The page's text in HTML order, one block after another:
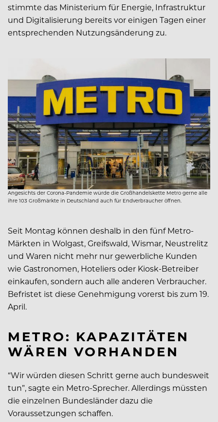
stimmte das Ministerium für Energie, Infrastruktur
und Digitalisierung bereits vor einigen Tagen einer
entsprechenden Nutzungsänderung zu.
Angesichts der Corona-Pandemie würde die Großhandelskette Metro gerne alle
ihre 103 Großmärkte in Deutschland auch für Endverbraucher öffnen.
Seit Montag können deshalb in den fünf Metro-
Märkten in Wolgast, Greifswald, Wismar, Neustrelitz
und Waren nicht mehr nur gewerbliche Kunden
wie Gastronomen, Hoteliers oder Kiosk-Betreiber
einkaufen, sondern auch alle anderen Verbraucher.
Befristet ist diese Genehmigung vorerst bis zum 19.
April.
METRO: KAPAZITÄTEN
WÄREN VORHANDEN
“Wir würden diesen Schritt gerne auch bundesweit
tun”, sagte ein Metro-Sprecher. Allerdings müssten
die einzelnen Bundesländer dazu die
Voraussetzungen schaffen.